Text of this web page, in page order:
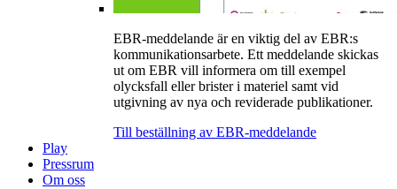
EBR-meddelande är en viktig del av EBR:s
kommunikationsarbete. Ett meddelande skickas
ut om EBR vill informera om till exempel
olycksfall eller brister i materiel samt vid
utgivning av nya och reviderade publikationer.
Till beställning av EBR-meddelande
Play
Pressrum
Om oss